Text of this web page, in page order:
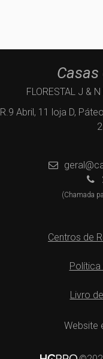
FLORESTAL J &
R.9 Abril, 11 loja D,
(Chamada
Centros de
Política
Livro
Website